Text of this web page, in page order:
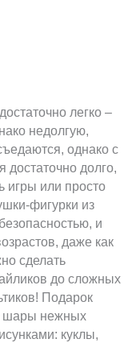
легко –
недолгую,
однако с
долго,
игры или просто
фигурки из
и
даже как
сделать
до сложных
Подарок
шары нежных
куклы,